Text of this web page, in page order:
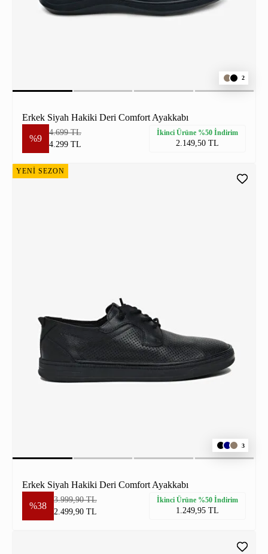
2
Erkek Siyah Hakiki Deri Comfort Ayakkabı
%9
4.699 TL
4.299 TL
İkinci Ürüne %50 İndirim
2.149,50 TL
YENİ SEZON
3
Erkek Siyah Hakiki Deri Comfort Ayakkabı
%38
3.999,90 TL
2.499,90 TL
İkinci Ürüne %50 İndirim
1.249,95 TL